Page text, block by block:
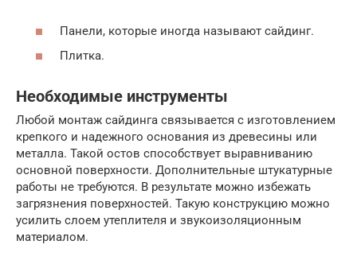
Панели, которые иногда называют сайдинг.
Плитка.
Необходимые инструменты
Любой монтаж сайдинга связывается с изготовлением
крепкого и надежного основания из древесины или
металла. Такой остов способствует выравниванию
основной поверхности. Дополнительные штукатурные
работы не требуются. В результате можно избежать
загрязнения поверхностей. Такую конструкцию можно
усилить слоем утеплителя и звукоизоляционным
материалом.